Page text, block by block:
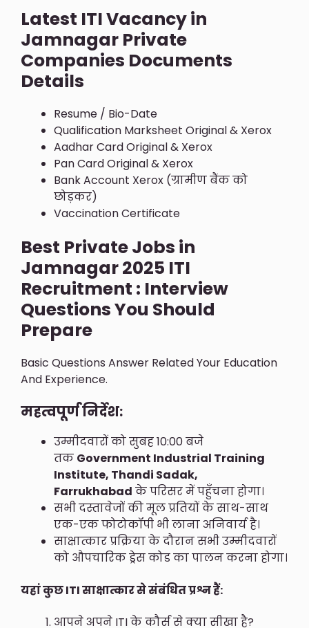
Latest ITI Vacancy in
Jamnagar Private
Companies Documents
Details
Resume / Bio-Date
Qualification Marksheet Original & Xerox
Aadhar Card Original & Xerox
Pan Card Original & Xerox
Bank Account Xerox (ग्रामीण बैंक को
छोड़कर)
Vaccination Certificate
Best Private Jobs in
Jamnagar 2025 ITI
Recruitment : Interview
Questions You Should
Prepare
Basic Questions Answer Related Your Education
And Experience.
महत्वपूर्ण निर्देश:
उम्मीदवारों को सुबह 10:00 बजे
तक Government Industrial Training
Institute, Thandi Sadak,
Farrukhabad के परिसर में पहुँचना होगा।
सभी दस्तावेजों की मूल प्रतियों के साथ-साथ
एक-एक फोटोकॉपी भी लाना अनिवार्य है।
साक्षात्कार प्रक्रिया के दौरान सभी उम्मीदवारों
को औपचारिक ड्रेस कोड का पालन करना होगा।
यहां कुछ ITI साक्षात्कार से संबंधित प्रश्न हैं:
आपने अपने ITI के कौर्स से क्या सीखा है?